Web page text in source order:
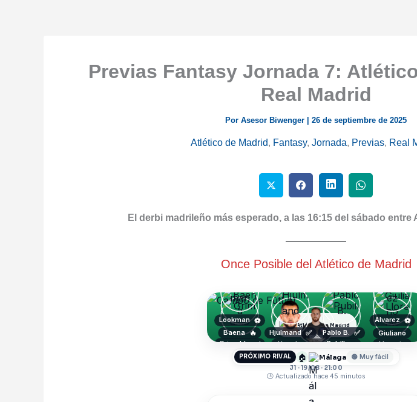
Previas Fantasy Jornada 7:
Real Madrid
Por Asesor Biwenger 26 de septiembre de 2025
Atlético de Madrid, Fantasy, Jornada, Previas, Real
El derbi madrileño más esperado, a las 16:15 del sábado entre
Once Posible del Atlético de Madrid
Oblak
Grimaldo ✅ Hancko Pubill 🔥 Llorente
Baena 🔥 Hjulmand ✅ Pablo B. ✅ Giuliano
Lookman ⚽ Alvarez ⚽
Atlético de Madrid
PRÓXIMO RIVAL 🏠 Málaga 🟢 Muy fácil
J1 · 19/08 · 21:00
🕒 Actualizado hace 45 minutos